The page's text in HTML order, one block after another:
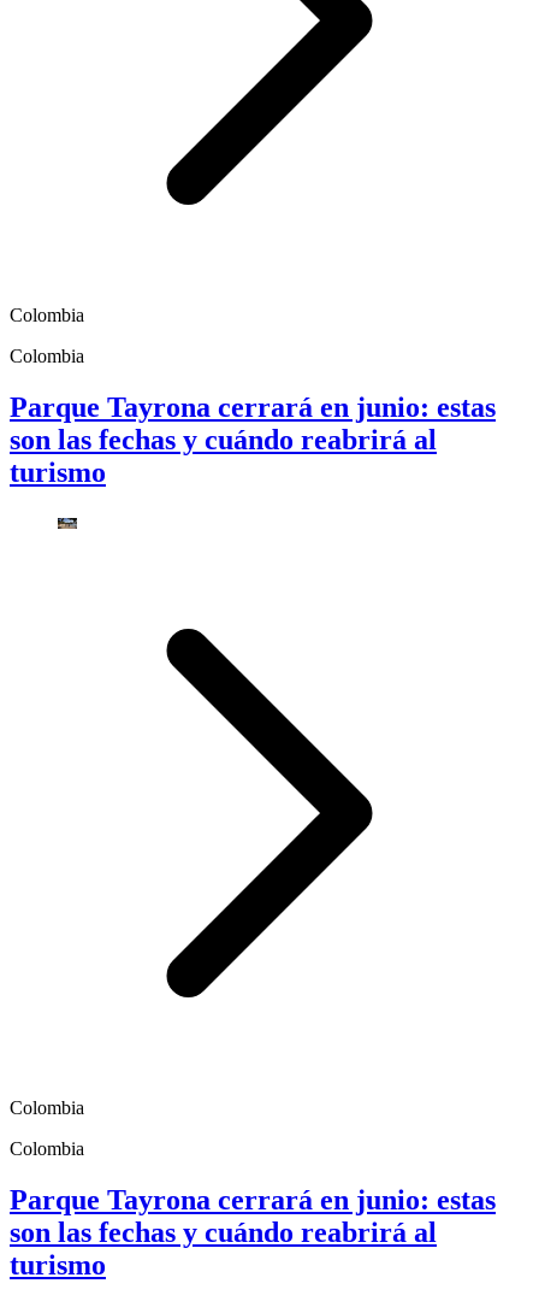
Colombia
Colombia
Parque Tayrona cerrará en junio: estas
son las fechas y cuándo reabrirá al
turismo
Colombia
Colombia
Parque Tayrona cerrará en junio: estas
son las fechas y cuándo reabrirá al
turismo